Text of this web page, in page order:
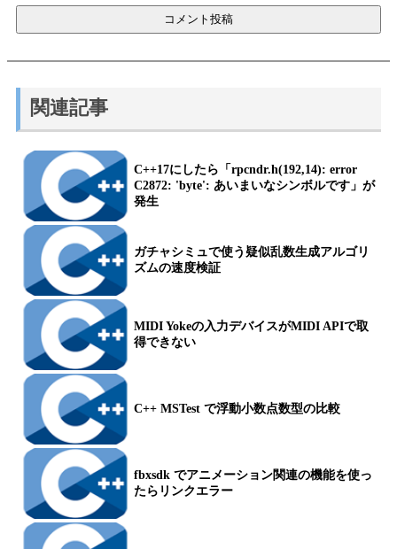
関連記事
C++17にしたら「rpcndr.h(192,14): error
C2872: 'byte': あいまいなシンボルです」が
発生
ガチャシミュで使う疑似乱数生成アルゴリ
ズムの速度検証
MIDI Yokeの入力デバイスがMIDI APIで取
得できない
C++ MSTest で浮動小数点数型の比較
fbxsdk でアニメーション関連の機能を使っ
たらリンクエラー